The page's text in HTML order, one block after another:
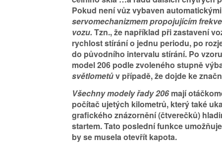
Pokud není vůz vybaven
servomechanizmem propojujícím
vozu. Tzn., že například při zastavení
rychlost stírání o jednu periodu, po
do původního intervalu stírání. Po
model 206 podle zvoleného stupně
světlometův případě, že dojde ke
Všechny modely řady 206mají
počítač ujetých kilometrů, který také
grafického znázornění (čtverečků)
startem. Tato poslední funkce
by se musela otevřít kapota.